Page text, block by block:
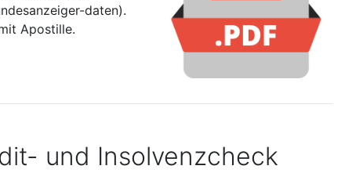
daten).
Apostille.
und Insolvenzcheck